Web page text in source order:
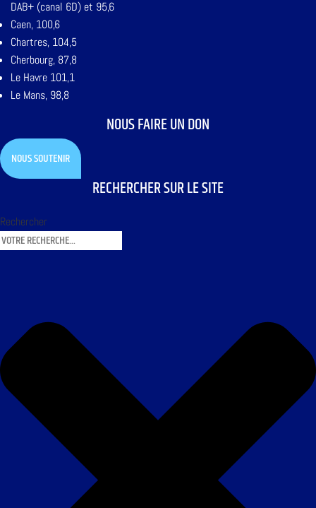
DAB+ (canal 6D) et 95,6
Caen, 100,6
Chartres, 104,5
Cherbourg, 87,8
Le Havre 101,1
Le Mans, 98,8
NOUS FAIRE UN DON
NOUS SOUTENIR
RECHERCHER SUR LE SITE
Rechercher